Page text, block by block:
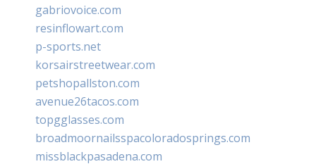
gabriovoice.com
resinflowart.com
p-sports.net
korsairstreetwear.com
petshopallston.com
avenue26tacos.com
topgglasses.com
broadmoornailsspacoloradosprings.com
missblackpasadena.com